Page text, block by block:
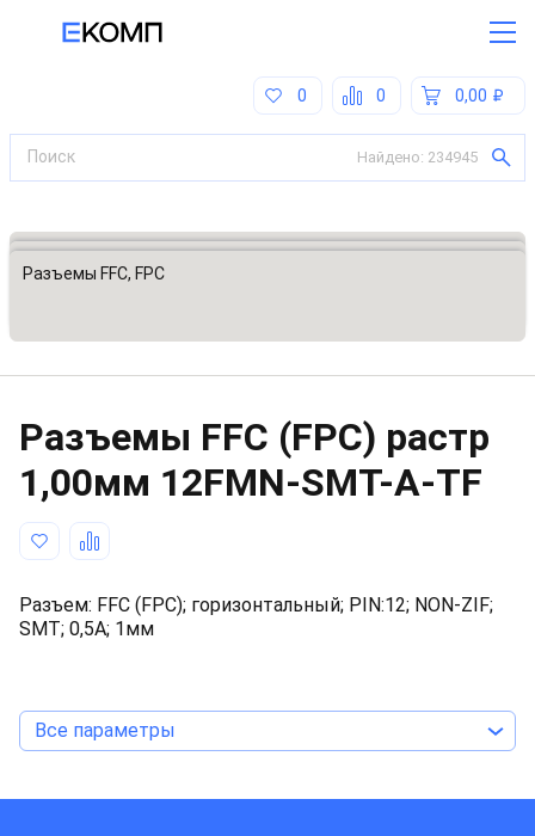
0,00
0
0
Найдено: 234945
Все категории
Разъемы, соединители
Разъемы FFC, FPC
Разъeмы FFC (FPC) растр
1,00мм 12FMN-SMT-A-TF
Разъем: FFC (FPC); горизонтальный; PIN:12; NON-ZIF;
SMT; 0,5А; 1мм
Все параметры